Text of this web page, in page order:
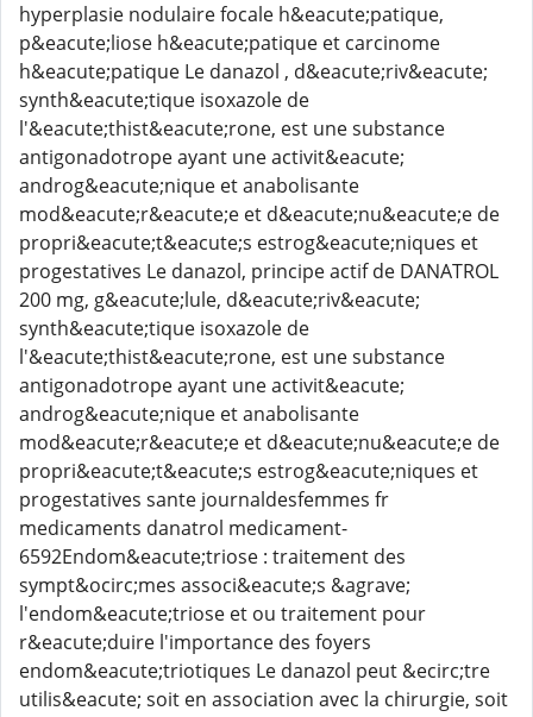
hyperplasie nodulaire focale h&eacute;patique,
p&eacute;liose h&eacute;patique et carcinome
h&eacute;patique Le danazol , d&eacute;riv&eacute;
synth&eacute;tique isoxazole de
l'&eacute;thist&eacute;rone, est une substance
antigonadotrope ayant une activit&eacute;
androg&eacute;nique et anabolisante
mod&eacute;r&eacute;e et d&eacute;nu&eacute;e de
propri&eacute;t&eacute;s estrog&eacute;niques et
progestatives Le danazol, principe actif de DANATROL
200 mg, g&eacute;lule, d&eacute;riv&eacute;
synth&eacute;tique isoxazole de
l'&eacute;thist&eacute;rone, est une substance
antigonadotrope ayant une activit&eacute;
androg&eacute;nique et anabolisante
mod&eacute;r&eacute;e et d&eacute;nu&eacute;e de
propri&eacute;t&eacute;s estrog&eacute;niques et
progestatives sante journaldesfemmes fr
medicaments danatrol medicament-
6592Endom&eacute;triose : traitement des
sympt&ocirc;mes associ&eacute;s &agrave;
l'endom&eacute;triose et ou traitement pour
r&eacute;duire l'importance des foyers
endom&eacute;triotiques Le danazol peut &ecirc;tre
utilis&eacute; soit en association avec la chirurgie, soit